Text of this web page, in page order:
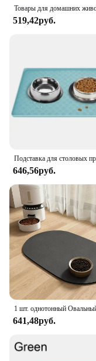
519,42руб.
646,56руб.
641,48руб.